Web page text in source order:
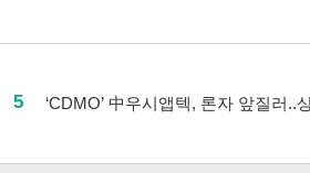
5 ‘CDMO’ 中우시앱텍, 론자 앞질러..